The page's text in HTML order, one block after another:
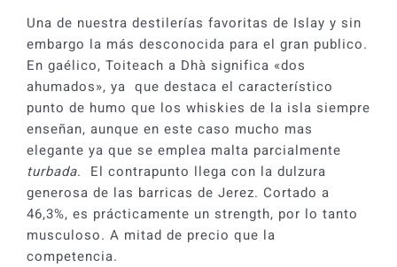
Toiteach
a
Dhà
Islay
Single
Malt
46,3%
cantidad
Una de nuestra destilerías favoritas de Islay y sin
embargo la más desconocida para el gran publico.
En gaélico, Toiteach a Dhà significa «dos
ahumados», ya que destaca el característico
punto de humo que los whiskies de la isla siempre
enseñan, aunque en este caso mucho mas
elegante ya que se emplea malta parcialmente
turbada. El contrapunto llega con la dulzura
generosa de las barricas de Jerez. Cortado a
46,3%, es prácticamente un strength, por lo tanto
musculoso. A mitad de precio que la
competencia.